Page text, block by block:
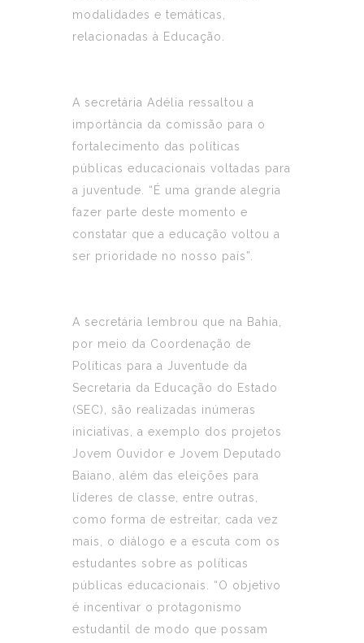
modalidades e temáticas,
relacionadas à Educação.
A secretária Adélia ressaltou a
importância da comissão para o
fortalecimento das políticas
públicas educacionais voltadas para
a juventude. “É uma grande alegria
fazer parte deste momento e
constatar que a educação voltou a
ser prioridade no nosso país”.
A secretária lembrou que na Bahia,
por meio da Coordenação de
Políticas para a Juventude da
Secretaria da Educação do Estado
(SEC), são realizadas inúmeras
iniciativas, a exemplo dos projetos
Jovem Ouvidor e Jovem Deputado
Baiano, além das eleições para
líderes de classe, entre outras,
como forma de estreitar, cada vez
mais, o diálogo e a escuta com os
estudantes sobre as políticas
públicas educacionais. “O objetivo
é incentivar o protagonismo
estudantil de modo que possam